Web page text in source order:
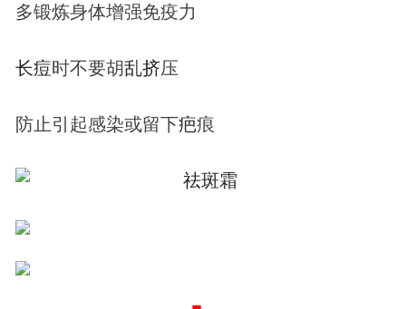
多锻炼身体增强免疫力
长痘时不要胡乱挤压
防止引起感染或留下疤痕